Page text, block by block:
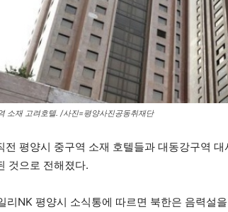
소재 고려호텔. /사진=평양사진공동취재단
전 평양시 중구역 소재 호텔들과 대동강구역
것으로 전해졌다.
리NK 평양시 소식통에 따르면 북한은 음력설